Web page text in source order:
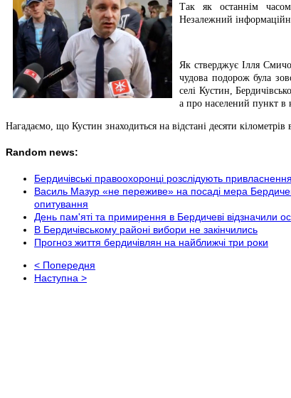
Так як останнім
Незалежний
Як стверджує Ілля
чудова подорож була
селі Кустин,
а про населений пункт в
Нагадаємо, що Кустин знаходиться на відстані десяти
Random news:
Бердичівські правоохоронці розслідують
Василь Мазур «не переживе» на посаді мера
опитування
День пам'яті та примирення в Бердичеві
В Бердичівському районі вибори не закінчились
Прогноз життя бердичівлян на найближчі три роки
< Попередня
Наступна >